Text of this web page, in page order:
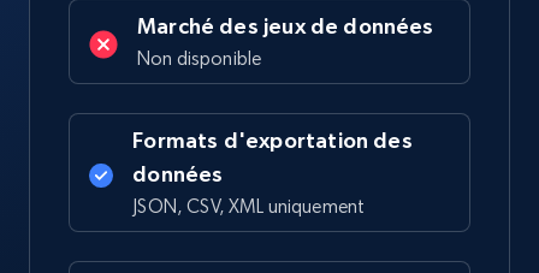
Marché des jeux de données
Non disponible
Formats d'exportation des
données
JSON, CSV, XML uniquement